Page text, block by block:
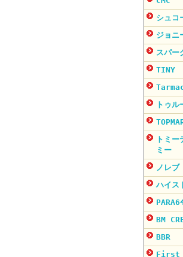
シュコ
ジョニ
スパー
TINY
トゥ
トミ
ミー
ノレブ
ハイス
BM
BBR
First